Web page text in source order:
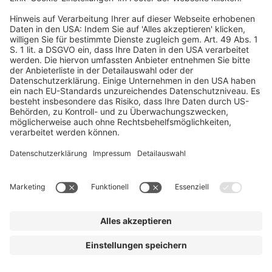
Akzeptieren
DJ CVL
Sie ist DJ & Producerin und ihr Sound bewegt sich
zwischen R&B, basslastiger Clubmusik und
zeitgenössischen elektronischen Genres. Ihre Sets
sind rhythmisch, gefühlvoll und energiegeladen,
musikalische Spannung und emotionale Tiefe.